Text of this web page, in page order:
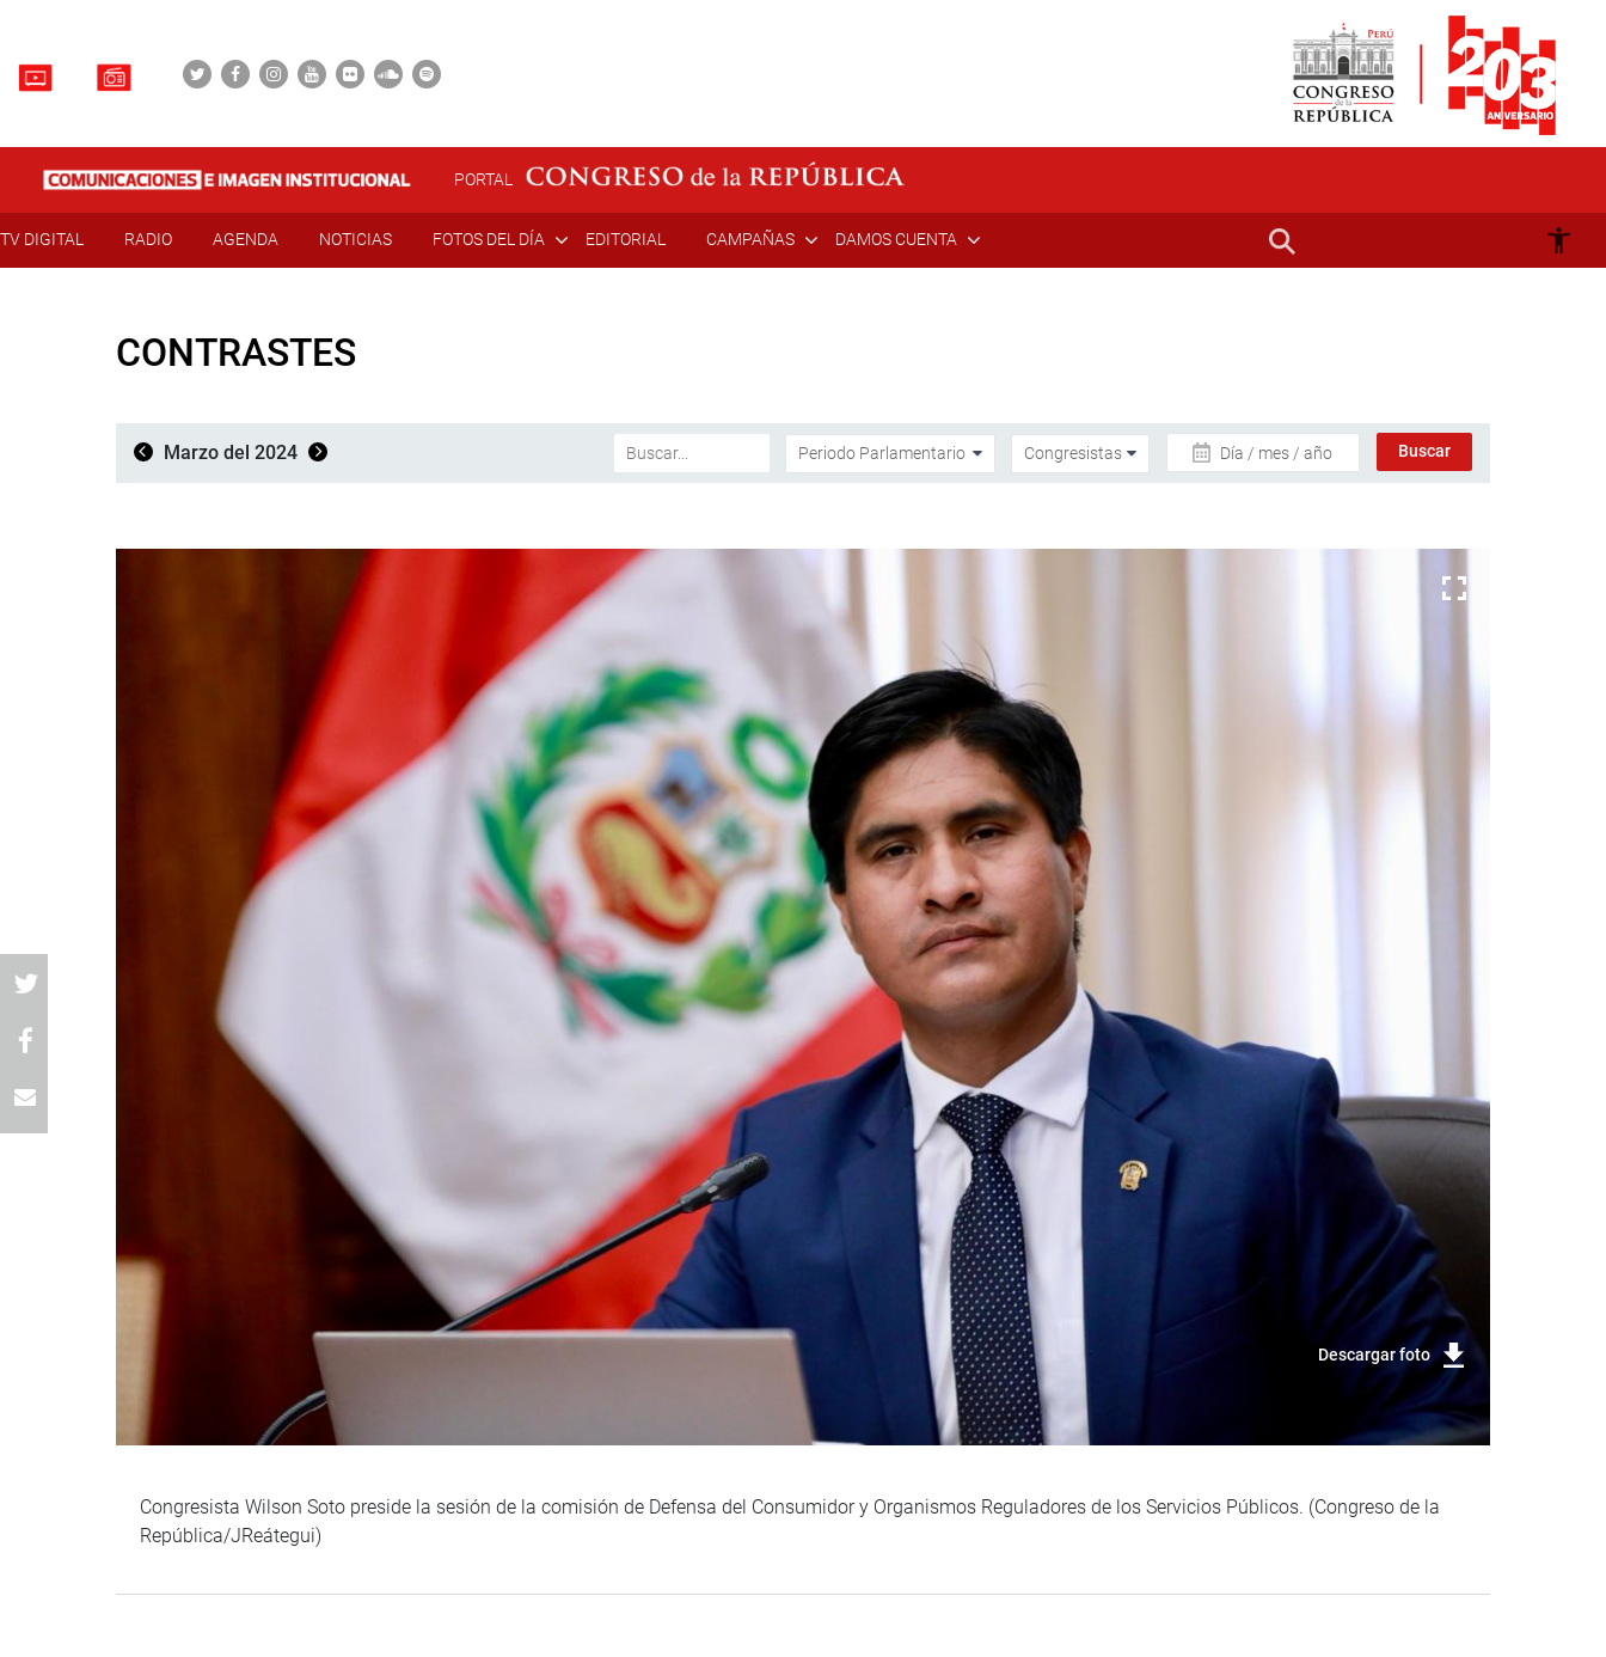
PORTAL
TV DIGITAL RADIO AGENDA NOTICIAS FOTOS DEL DÍA EDITORIAL CAMPAÑAS DAMOS CUENTA
CONTRASTES
Marzo del 2024 Día / mes / año
Descargar foto
Congresista Wilson Soto preside la sesión de la comisión de Defensa del Consumidor y Organismos Reguladores de los Servicios Públicos. (Congreso de la
República/JReátegui)